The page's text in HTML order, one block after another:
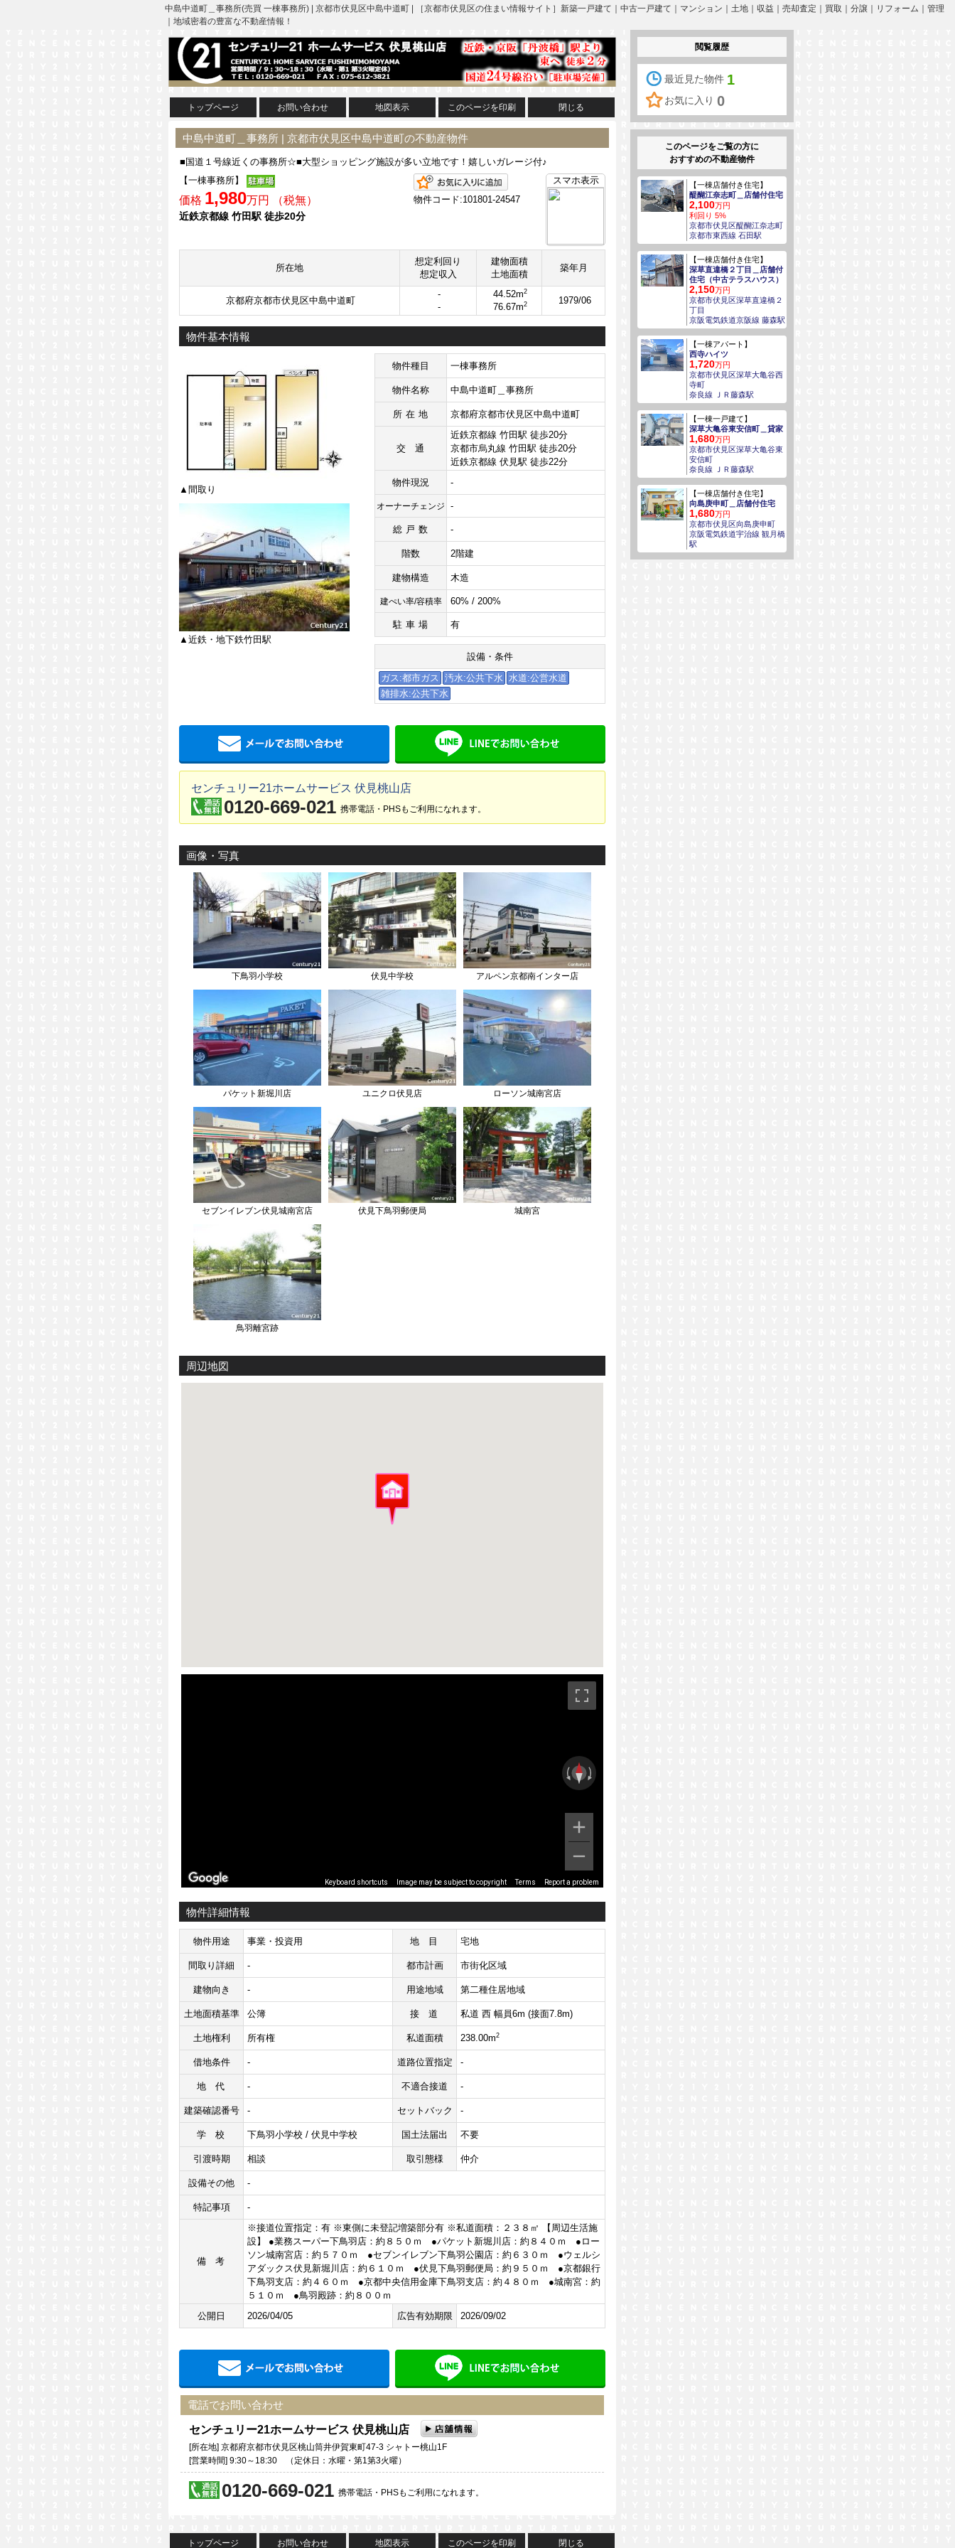
中島中道町＿事務所(売買 一棟事務所) | 京都市伏見区中島中道町 | ［京都市伏見区の住まい情報サイト］新築一戸建て｜中古一戸建て｜マンション｜土地｜収益｜売却査定｜買取｜分譲｜リフォーム｜管理
｜地域密着の豊富な不動産情報！
トップページ お問い合わせ 地図表示 このページを印刷 閉じる
中島中道町＿事務所 | 京都市伏見区中島中道町の不動産物件
■国道１号線近くの事務所☆■大型ショッピング施設が多い立地です！嬉しいガレージ付♪
【一棟事務所】
価格 1,980万円 （税無）
近鉄京都線 竹田駅 徒歩20分
スマホ表示
お気に入りに追加
物件コード:101801-24547
所在地
想定利回り
想定収入
建物面積
土地面積
築年月
京都府京都市伏見区中島中道町
-
-
44.52m2
76.67m2 1979/06
物件基本情報
▲間取り
▲近鉄・地下鉄竹田駅
物件種目 一棟事務所
物件名称 中島中道町＿事務所
所在地 京都府京都市伏見区中島中道町
交通
近鉄京都線 竹田駅 徒歩20分
京都市烏丸線 竹田駅 徒歩20分
近鉄京都線 伏見駅 徒歩22分
物件現況
-
オーナーチェンジ -
総戸数 -
階数 2階建
建物構造 木造
建ぺい率/容積率 60% / 200%
駐車場 有
設備・条件
ガス:都市ガス
汚水:公共下水 水道:公営水道
雑排水:公共下水
メールでお問い合わせ
センチュリー21ホームサービス 伏見桃山店
0120-669-021 携帯電話・PHSもご利用になれます。
画像・写真
下鳥羽小学校 伏見中学校 アルペン京都南インター店
パケット新堀川店 ユニクロ伏見店 ローソン城南宮店
セブンイレブン伏見城南宮店 伏見下鳥羽郵便局 城南宮
鳥羽離宮跡
周辺地図
Keyboard shortcuts Image may be subject to copyright Terms Report a problem
物件詳細情報
物件用途 事業・投資用 地目 宅地
間取り詳細 - 都市計画 市街化区域
建物向き - 用途地域 第二種住居地域
土地面積基準 公簿 接道 私道 西 幅員6m (接面7.8m)
土地権利 所有権 私道面積 238.00m2
借地条件 - 道路位置指定 -
地代 - 不適合接道 -
建築確認番号 - セットバック -
学校 下鳥羽小学校 / 伏見中学校 国土法届出 不要
引渡時期 相談 取引態様 仲介
設備その他 -
特記事項 -
備考
※接道位置指定：有 ※東側に未登記増築部分有 ※私道面積：２３８㎡ 【周辺生活施
設】 ●業務スーパー下鳥羽店：約８５０ｍ ●パケット新堀川店：約８４０ｍ ●ロー
ソン城南宮店：約５７０ｍ ●セブンイレブン下鳥羽公園店：約６３０ｍ ●ウェルシ
アダックス伏見新堀川店：約６１０ｍ ●伏見下鳥羽郵便局：約９５０ｍ ●京都銀行
下鳥羽支店：約４６０ｍ ●京都中央信用金庫下鳥羽支店：約４８０ｍ ●城南宮：約
５１０ｍ ●鳥羽殿跡：約８００ｍ
公開日
2026/04/05 広告有効期限 2026/09/02
メールでお問い合わせ
電話でお問い合わせ
センチュリー21ホームサービス 伏見桃山店
[所在地] 京都府京都市伏見区桃山筒井伊賀東町47-3 シャトー桃山1F
[営業時間] 9:30～18:30 （定休日：水曜・第1第3火曜）
0120-669-021 携帯電話・PHSもご利用になれます。
トップページ お問い合わせ 地図表示 このページを印刷 閉じる
閲覧履歴
最近見た物件 1
お気に入り 0
このページをご覧の方に
おすすめの不動産物件
【一棟店舗付き住宅】
醍醐江奈志町＿店舗付住宅
2,100万円
利回り 5%
京都市伏見区醍醐江奈志町
京都市東西線 石田駅
【一棟店舗付き住宅】
深草直違橋２丁目＿店舗付
住宅（中古テラスハウス）
2,150万円
京都市伏見区深草直違橋２
丁目
京阪電気鉄道京阪線 藤森駅
【一棟アパート】
西寺ハイツ
1,720万円
京都市伏見区深草大亀谷西
寺町
奈良線 ＪＲ藤森駅
【一棟一戸建て】
深草大亀谷東安信町＿貸家
1,680万円
京都市伏見区深草大亀谷東
安信町
奈良線 ＪＲ藤森駅
【一棟店舗付き住宅】
向島庚申町＿店舗付住宅
1,680万円
京都市伏見区向島庚申町
京阪電気鉄道宇治線 観月橋
駅